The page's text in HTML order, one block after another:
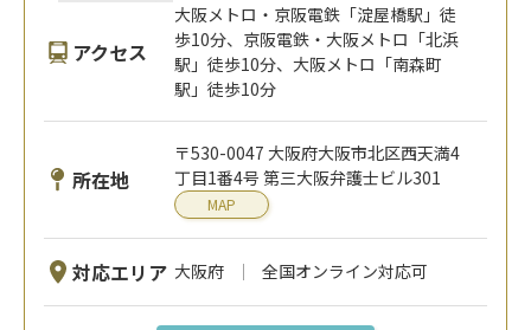
アクセス
大阪メトロ・京阪電鉄「淀屋橋駅」徒
歩10分、京阪電鉄・大阪メトロ「北浜
駅」徒歩10分、大阪メトロ「南森町
駅」徒歩10分
所在地
〒530-0047 大阪府大阪市北区西天満4
丁目1番4号 第三大阪弁護士ビル301
MAP
対応エリア 大阪府 全国オンライン対応可